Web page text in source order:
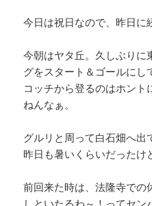
今日は祝日なので、昨日に
今朝はヤタ丘。久しぶりに
グをスタート＆ゴールにし
コッチから登るのはホント
ねんなぁ。
グルリと周って白石畑へ出
昨日も暑いくらいだったけ
前回来た時は、法隆寺での
しといたるわ～！ってセン